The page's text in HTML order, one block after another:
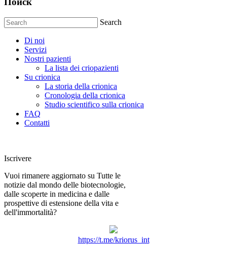
Search
Di noi
Servizi
Nostri pazienti
La lista dei criopazienti
Su crionica
La storia della crionica
Сronologia della crionica
Studio scientifico sulla crionica
FAQ
Contatti
Iscrivere
Vuoi rimanere aggiornato su Tutte le
notizie dal mondo delle biotecnologie,
dalle scoperte in medicina e dalle
prospettive di estensione della vita e
dell'immortalità?
https://t.me/kriorus_int